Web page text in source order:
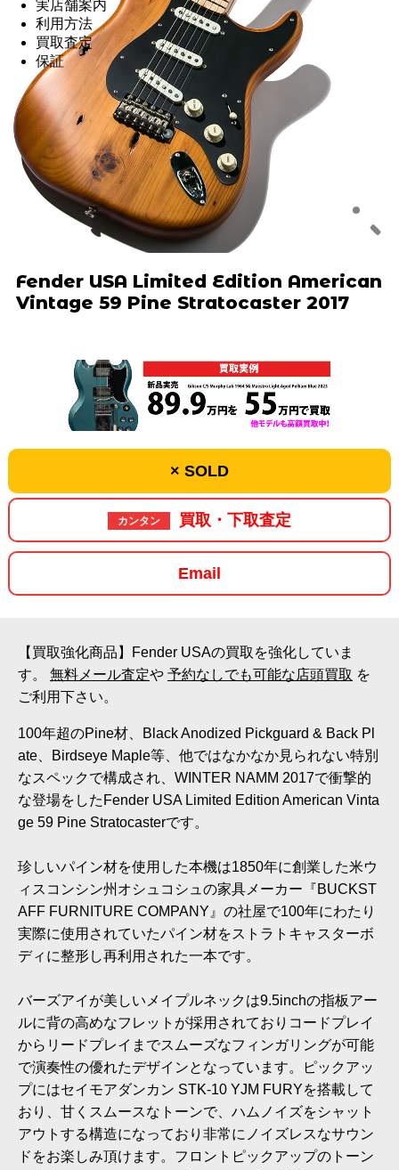
実店舗案内
利用方法
買取査定
保証
Fender USA Limited Edition American
Vintage 59 Pine Stratocaster 2017
× SOLD
カンタン 買取・下取査定
Email
【買取強化商品】Fender USAの買取を強化していま
す。 無料メール査定や 予約なしでも可能な店頭買取 を
ご利用下さい。
100年超のPine材、Black Anodized Pickguard & Back Pl
ate、Birdseye Maple等、他ではなかなか見られない特別
なスペックで構成され、WINTER NAMM 2017で衝撃的
な登場をしたFender USA Limited Edition American Vinta
ge 59 Pine Stratocasterです。
珍しいパイン材を使用した本機は1850年に創業した米ウ
ィスコンシン州オシュコシュの家具メーカー『BUCKST
AFF FURNITURE COMPANY』の社屋で100年にわたり
実際に使用されていたパイン材をストラトキャスターボ
ディに整形し再利用された一本です。
バーズアイが美しいメイプルネックは9.5inchの指板アー
ルに背の高めなフレットが採用されておりコードプレイ
からリードプレイまでスムーズなフィンガリングが可能
で演奏性の優れたデザインとなっています。ピックアッ
プにはセイモアダンカン STK-10 YJM FURYを搭載して
おり、甘くスムースなトーンで、ハムノイズをシャット
アウトする構造になっており非常にノイズレスなサウン
ドをお楽しみ頂けます。フロントピックアップのトーン